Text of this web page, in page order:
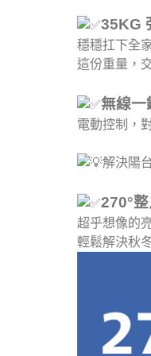
35KG
穩穩扛下全
這份重量，
無線一
電動控制，
解決陽
270°
超乎想像的
輕鬆解決秋